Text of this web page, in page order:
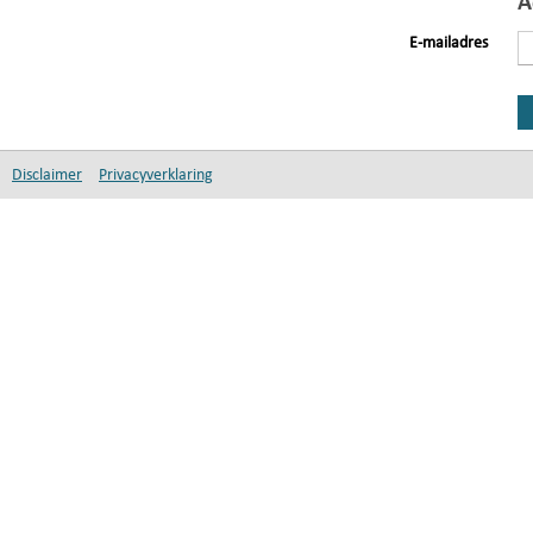
E-mailadres
Disclaimer Privacyverklaring